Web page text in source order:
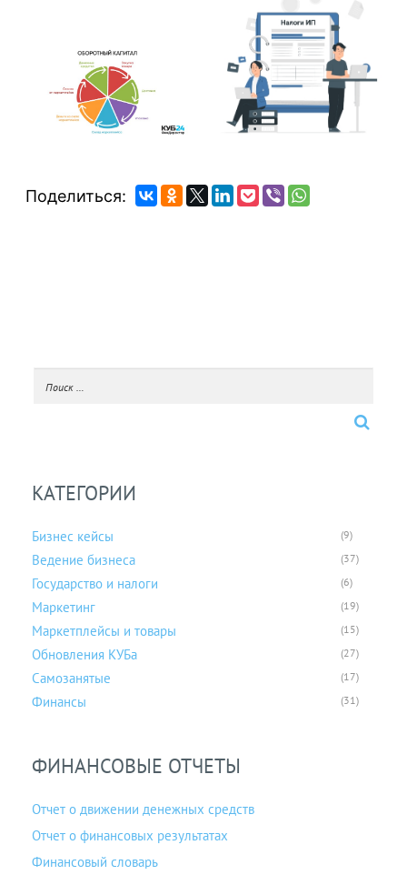
Поделиться:
КАТЕГОРИИ
Бизнес кейсы (9)
Ведение бизнеса (37)
Государство и налоги (6)
Маркетинг (19)
Маркетплейсы и товары (15)
Обновления КУБа (27)
Самозанятые (17)
Финансы (31)
ФИНАНСОВЫЕ ОТЧЕТЫ
Отчет о движении денежных средств
Отчет о финансовых результатах
Финансовый словарь